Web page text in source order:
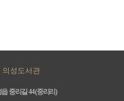
의성도서관
중리길 44 (중리리)